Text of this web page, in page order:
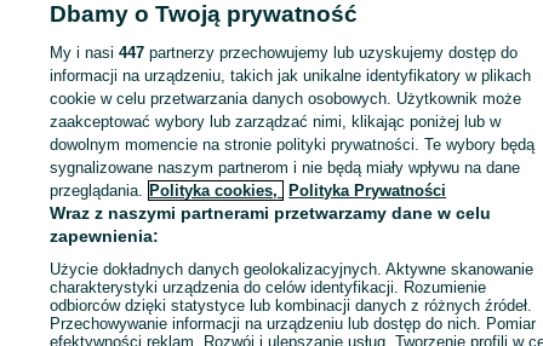
Strona główna Moda Akcesoria Akcesoria do włosów Opaski
Opaski -
Łódzkie
Opaski - Tuniki
KATEGORIA
ID:1071848723
Zaloguj się lub załóż konto na OLX, aby skontaktować się z
sprzedającym
Dbamy o Twoją prywatność
My i nasi447 partnerzy przechowujemy lub uzyskujemy dostęp do
informacji na urządzeniu, takich jak unikalne identyfikatory w plikach
cookie w celu przetwarzania danych osobowych. Użytkownik może
zaakceptować wybory lub zarządzać nimi, klikając poniżej lub w
dowolnym momencie na stronie polityki prywatności. Te wybory będą
sygnalizowane naszym partnerom i nie będą miały wpływu na dane
przeglądania. Polityka cookies, Polityka Prywatności
Wraz z naszymi partnerami przetwarzamy dane w celu
zapewnienia:
Użycie dokładnych danych geolokalizacyjnych. Aktywne skanowanie
charakterystyki urządzenia do celów identyfikacji. Rozumienie
odbiorców dzięki statystyce lub kombinacji danych z różnych źródeł.
Przechowywanie informacji na urządzeniu lub dostęp do nich. Pomiar
efektywności reklam. Rozwój i ulepszanie usług. Tworzenie profili w